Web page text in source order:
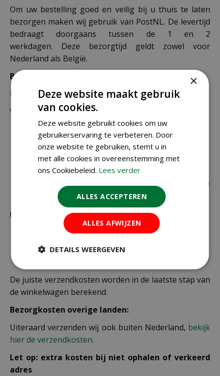
Om uw bestelling goed en veilig bij u thuis te laten
bezorgen maken wij gebruik van PostNL. De levertijd
bedraagt doorgaans tussen de 1 en 2
werkdagen. Deze bezorgtijd geldt zowel voor
Nederland als België.
Bezorgkosten Nederland:
Bestellingen van € 49,95 of meer verzenden wij gratis.
Voor een bestelling onder € 49,95 zijn er 2 tarieven:
€ 4,99 voor bestellingen onder € 49,95 van
alleen kleine zakjes / doosjes zaden die via
brievenbuspost worden verzonden.
€ 6,99 voor bestellingen onder € 49,95 voor de
rest van de producten die via pakketpost worden
verzonden.
Uitzonderlijke verzendkosten
Er word standaard € 4,99 verzendkosten
berekend op planten en producten die buiten de
De juiste verzendkosten worden in de laatste stap van
de winkelwagen berekend.
Bezorgkosten overige landen:
Uiteraard verzenden wij ook buiten Nederland, bekijk
hier de verzendkosten.
Let op: extra kosten bij niet ophalen of verkeerd
adres
×
Deze website maakt gebruik
van cookies.
Deze website gebruikt cookies om uw
gebruikerservaring te verbeteren. Door
onze website te gebruiken, stemt u in
met alle cookies in overeenstemming met
ons Cookiebeleid. Lees verder
ALLES ACCEPTEREN
ALLES AFWIJZEN
DETAILS WEERGEVEN